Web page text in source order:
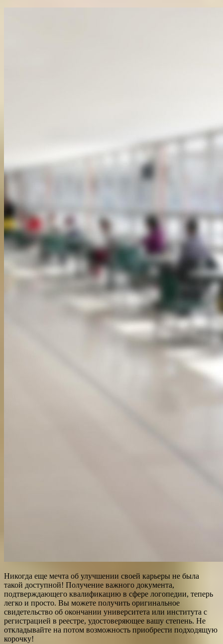
Никогда еще мечта об улучшении своей карьеры не была
такой доступной! Получение важного документа,
подтверждающего квалификацию в сфере логопедии, теперь
легко и просто. Вы можете получить оригинальное
свидетельство об окончании университета или института с
регистрацией в реестре, удостоверяющее вашу степень. Не
откладывайте на потом возможность приобрести подходящую
корочку!